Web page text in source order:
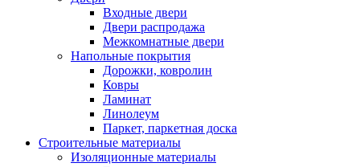
Входные двери
Двери распродажа
Межкомнатные двери
Напольные покрытия
Дорожки, ковролин
Ковры
Ламинат
Линолеум
Паркет, паркетная доска
Строительные материалы
Изоляционные материалы